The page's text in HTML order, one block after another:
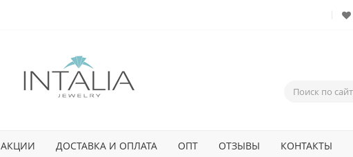
АКЦИИ ДОСТАВКА И ОПЛАТА ОПТ ОТЗЫВЫ КОНТАКТЫ